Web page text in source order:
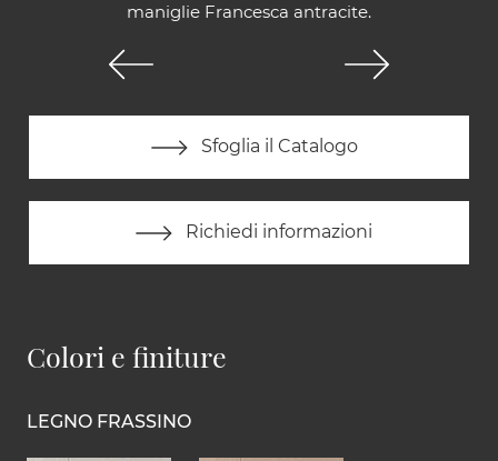
maniglie Francesca antracite.
Sfoglia il Catalogo
Richiedi informazioni
Colori e finiture
LEGNO FRASSINO